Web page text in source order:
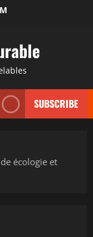
SUBSCRIBE
écologie et